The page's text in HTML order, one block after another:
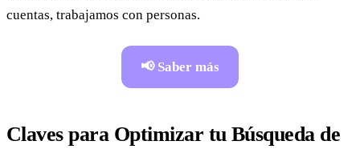
cuentas, trabajamos con personas.
📢 Saber más
Claves para Optimizar tu Búsqueda de